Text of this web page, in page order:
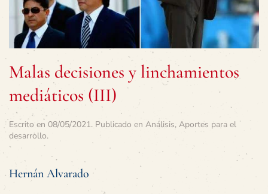
Malas decisiones y linchamientos
mediáticos (III)
Escrito en 08/05/2021. Publicado en Análisis, Aportes para el
desarrollo.
Hernán Alvarado